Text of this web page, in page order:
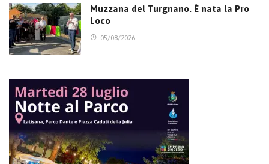
Muzzana del Turgnano. È nata la Pro
Loco
05/08/2026